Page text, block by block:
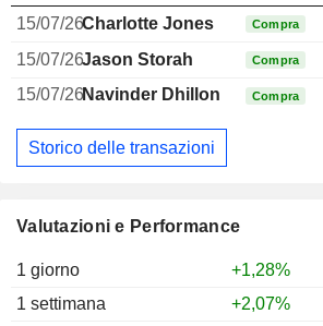
Valutazioni e Performance
1 giorno
+1,28%
1 settimana
+2,07%
15/07/26Charlotte Jones Compra
15/07/26Jason Storah Compra
15/07/26Navinder Dhillon Compra
Storico delle transazioni